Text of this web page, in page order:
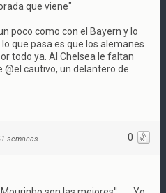
que viene"
poco como con el Bayern y lo
que pasa es que los alemanes
todo ya. Al Chelsea le faltan
cautivo, un delantero de
0
semanas